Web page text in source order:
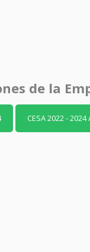
de la
CESA 2022 - 2024